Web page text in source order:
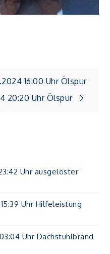
16:00 Uhr Ölspur
20:20 Uhr Ölspur
Uhr ausgelöster
Uhr Hilfeleistung
Uhr Dachstuhlbrand